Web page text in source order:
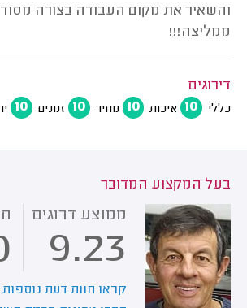
והשאיר את מקום העבודה בצורה
ממליצה!!!
דירוגים
כללי 10 איכות 10 מחיר 10 זמנים 10
בעל המקצוע המדובר
ממוצע דרוגים
9.23
קראו חוות דעת נוספות